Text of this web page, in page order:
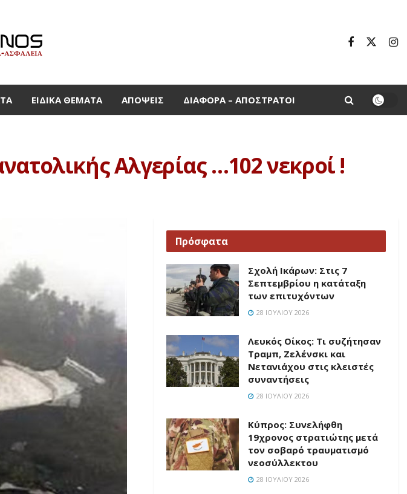
ΕΙΔΙΚΆ ΘΈΜΑΤΑ ΑΠΌΨΕΙΣ ΔΙΆΦΟΡΑ – ΑΠΌΣΤΡΑΤΟΙ
Αλγερίας …102 νεκροί !
Πρόσφατα
Σχολή Ικάρων: Στις 7
Σεπτεμβρίου η κατάταξη
των επιτυχόντων
28 ΙΟΥΛΊΟΥ 2026
Λευκός Οίκος: Τι συζήτησαν
Τραμπ, Ζελένσκι και
Νετανιάχου στις κλειστές
συναντήσεις
28 ΙΟΥΛΊΟΥ 2026
Κύπρος: Συνελήφθη
19χρονος στρατιώτης μετά
τον σοβαρό τραυματισμό
νεοσύλλεκτου
28 ΙΟΥΛΊΟΥ 2026